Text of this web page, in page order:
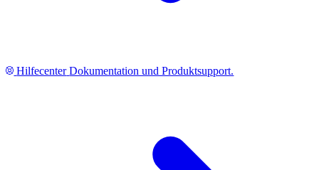
Hilfecenter Dokumentation und Produktsupport.